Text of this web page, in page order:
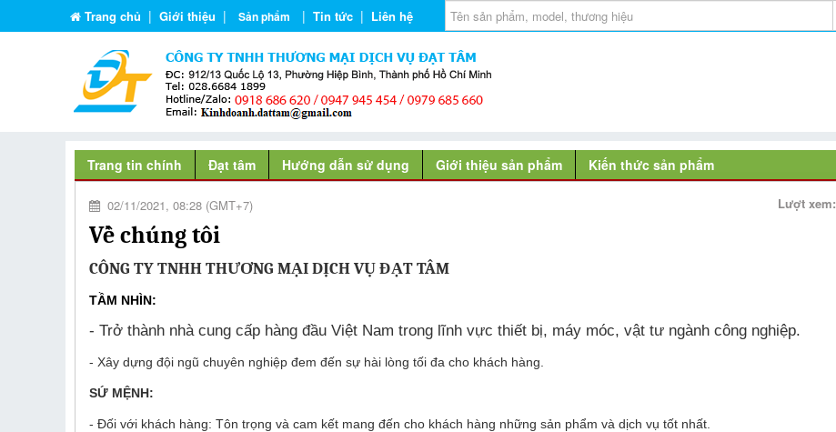
Trang chủ | Giới thiệu | Sản phẩm | Tin tức | Liên hệ
Trang tin chính Đạt tâm Hướng dẫn sử dụng Giới thiệu sản phẩm Kiến thức sản phẩm
02/11/2021, 08:28 (GMT+7) Lượt xem:
Về chúng tôi
CÔNG TY TNHH THƯƠNG MẠI DỊCH VỤ ĐẠT TÂM
TẦM NHÌN:
- Trở thành nhà cung cấp hàng đầu Việt Nam trong lĩnh vực thiết bị, máy móc, vật tư ngành công nghiệp.
- Xây dựng đội ngũ chuyên nghiệp đem đến sự hài lòng tối đa cho khách hàng.
SỨ MỆNH:
- Đối với khách hàng: Tôn trọng và cam kết mang đến cho khách hàng những sản phẩm và dịch vụ tốt nhất.